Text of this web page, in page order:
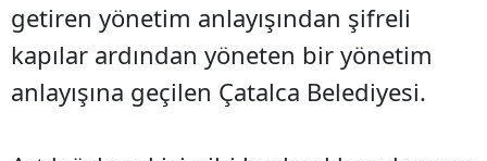
getiren yönetim anlayışından şifreli
kapılar ardından yöneten bir yönetim
anlayışına geçilen Çatalca Belediyesi.